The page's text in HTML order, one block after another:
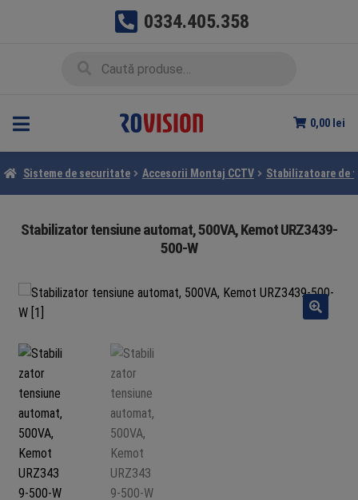
0334.405.358
0,00 lei
Sisteme de securitate Accesorii Montaj CCTV Stabilizatoare de
Stabilizator tensiune automat, 500VA, Kemot URZ3439-
500-W